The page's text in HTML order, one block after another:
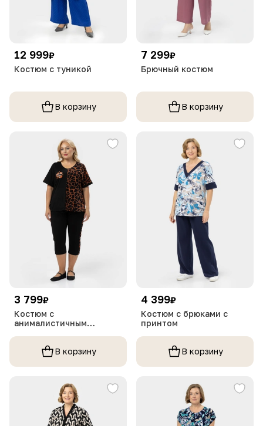
12 999₽
Костюм с туникой
В корзину
7 299₽
Брючный костюм
В корзину
3 799₽
Костюм с
анималистичным
В корзину
4 399₽
Костюм с брюками с
принтом
В корзину